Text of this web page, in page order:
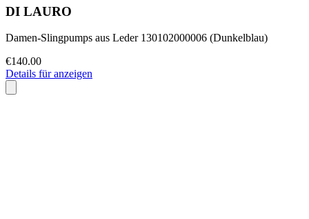
DI LAURO
Damen-Slingpumps aus Leder 130102000006 (Dunkelblau)
€140.00
Details für anzeigen